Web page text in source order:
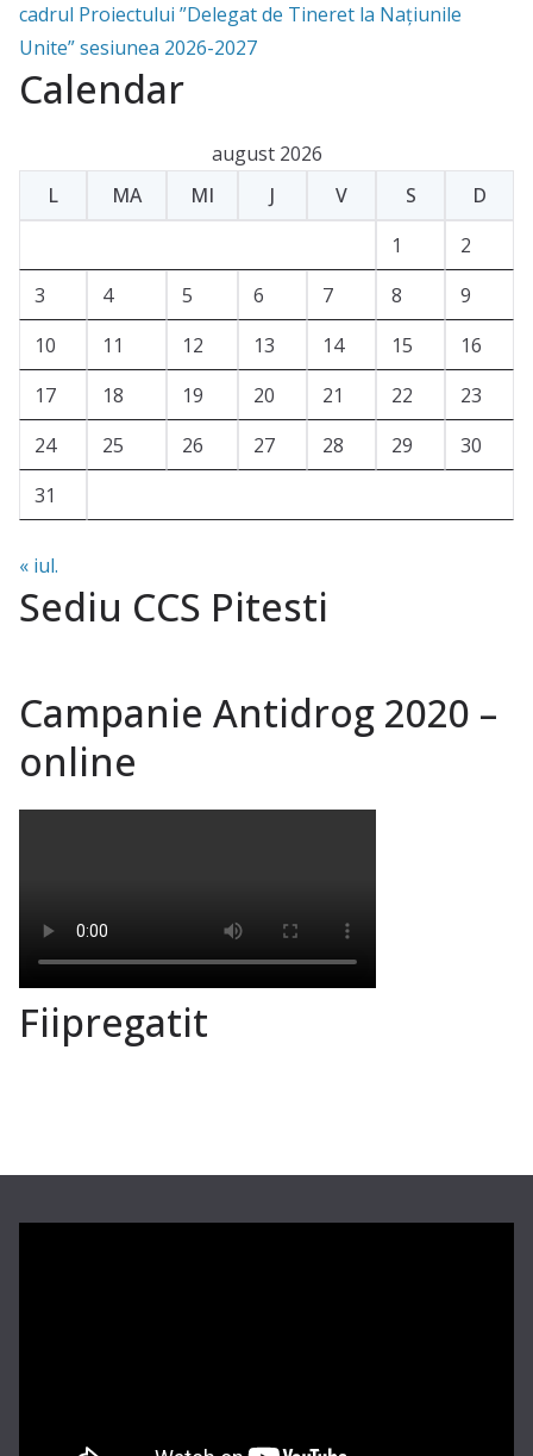
cadrul Proiectului ”Delegat de Tineret la Națiunile
Unite” sesiunea 2026-2027
Calendar
august 2026
L
MA MI J V S
D
1
2
3
4 5 6 7 8
9
10
11 12 13 14 15
16
17
18 19 20 21 22
23
24
25 26 27 28 29
30
31
« iul.
Sediu CCS Pitesti
Campanie Antidrog 2020 –
online
Fiipregatit